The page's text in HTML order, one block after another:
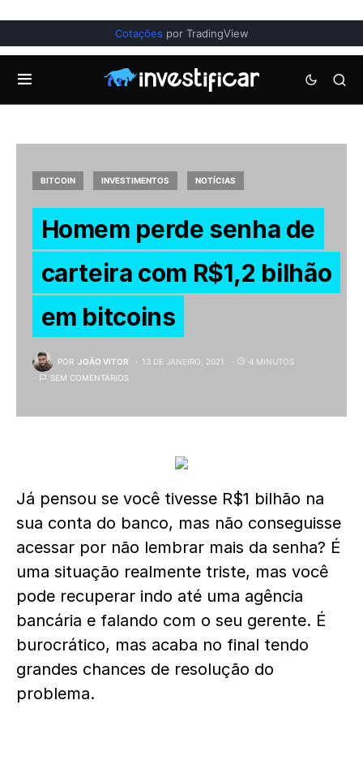
Cotações por TradingView
BITCOIN INVESTIMENTOS NOTÍCIAS
Homem perde senha de
carteira com R$1,2 bilhão
em bitcoins
POR JOÃO VITOR 13 DE JANEIRO, 2021
4 MINUTOS
SEM COMENTÁRIOS
Já pensou se você tivesse R$1 bilhão na
sua conta do banco, mas não conseguisse
acessar por não lembrar mais da senha? É
uma situação realmente triste, mas você
pode recuperar indo até uma agência
bancária e falando com o seu gerente. É
burocrático, mas acaba no final tendo
grandes chances de resolução do
problema.